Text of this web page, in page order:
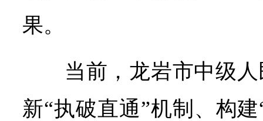
果。
当前，龙岩市中级
新“执破直通”机制、构